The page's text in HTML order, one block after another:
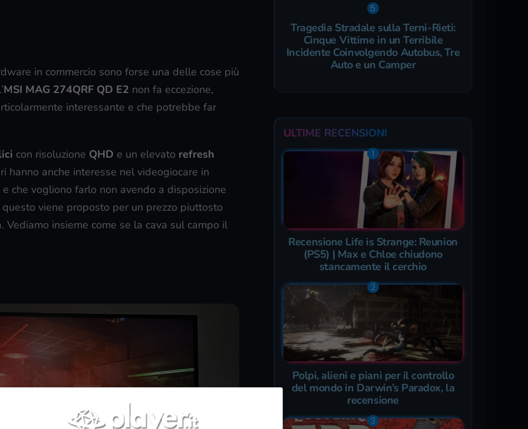
in commercio sono forse una delle cose più
MSI MAG 274QRF QD E2 non fa eccezione,
interessante e che potrebbe far
con risoluzione QHD e un elevato refresh
hanno anche interesse nel videogiocare in
che vogliono farlo non avendo a disposizione
viene proposto per un prezzo piuttosto
Vediamo insieme come se la cava sul campo il
Tragedia Stradale sulla Terni-Rieti:
Cinque Vittime in un Terribile
Incidente Coinvolgendo Autobus, Tre
Auto e un Camper
ULTIME RECENSIONI
Recensione Life is Strange: Reunion
(PS5) | Max e Chloe chiudono
stancamente il cerchio
Polpi, alieni e piani per il controllo
del mondo in Darwin’s Paradox, la
recensione